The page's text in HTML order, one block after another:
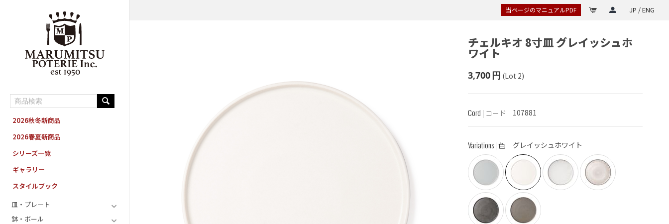
MARUMITSU POTERIE ORDER SYSTEM JP / ENG
当ページのマニュアルPDF
2026秋冬新商品
2026春夏新商品
シリーズ一覧
ギャラリー
スタイルブック
皿・プレート
鉢・ボール
チェルキオ 8寸皿グレイッシュホ
ワイト
3,700 円 (Lot 2)
Cord | コード 107881
Variations| 色 グレイッシュホワイト